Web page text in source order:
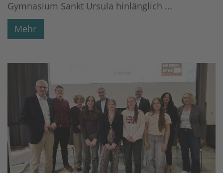
Gymnasium Sankt Ursula hinlänglich ...
Mehr